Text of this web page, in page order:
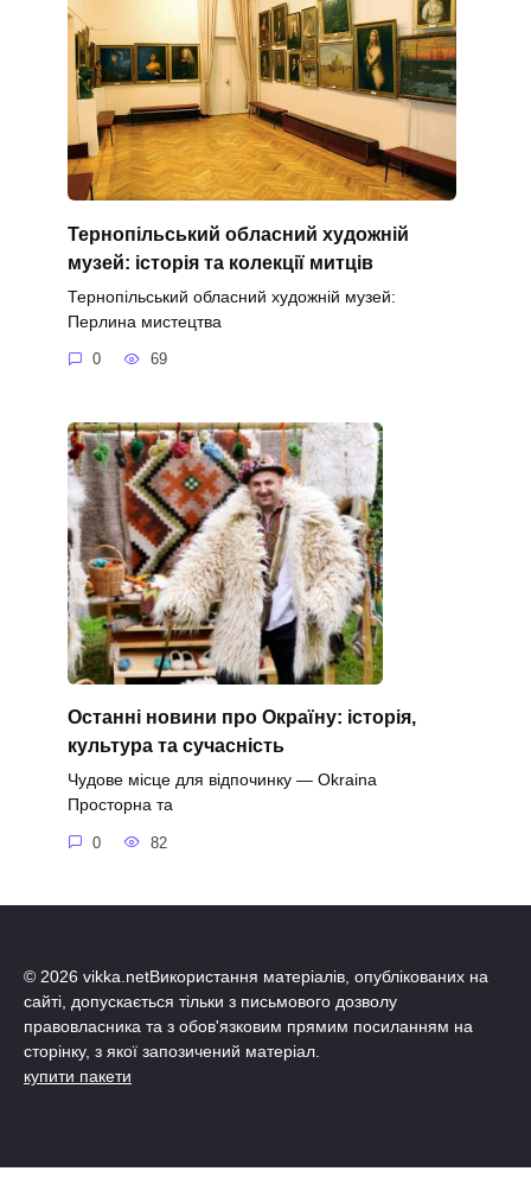
Тернопільський обласний художній
музей: історія та колекції митців
Тернопільський обласний художній музей:
Перлина мистецтва
0 69
Останні новини про Окраїну: історія,
культура та сучасність
Чудове місце для відпочинку — Okraina
Просторна та
0 82
© 2026 vikka.netВикористання матеріалів, опублікованих на
сайті, допускається тільки з письмового дозволу
правовласника та з обов'язковим прямим посиланням на
сторінку, з якої запозичений матеріал.
купити пакети